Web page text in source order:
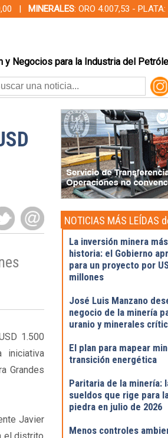
| MINERALES: ORO 4.007,53 -
y Negocios para la Industria del
1.500
iniciativa
Grandes
Javier
NOTICIAS MÁS LEÍDAS
La inversión minera
historia: el Gobierno
para un proyecto por
millones
José Luis Manzano
negocio de la minería
uranio y minerales
El plan para mapear
transición energética
Paritaria de la minería:
sueldos que rige para
piedra en julio de 2026
Menos controles